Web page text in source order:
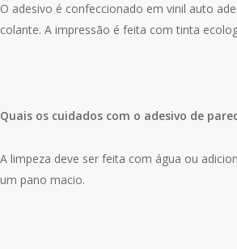
O adesivo é confeccionado em vinil auto
colante. A impressão é feita com tinta
Quais os cuidados com o adesivo de
A limpeza deve ser feita com água ou
um pano macio.